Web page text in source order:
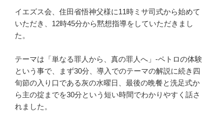
イエズス会、住田省悟神父様に11時ミサ司式から始めて
いただき、12時45分から黙想指導をしていただきまし
た。
テーマは「単なる罪人から、真の罪人へ」-ペトロの体験
という事で、まず30分、導入でのテーマの解説に続き四
旬節の入り口である灰の水曜日、最後の晩餐と洗足式か
ら主の掟までを30分という短い時間でわかりやすく話さ
れました。